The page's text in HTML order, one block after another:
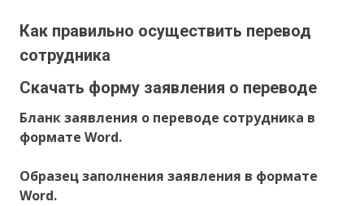
Как правильно осуществить перевод
сотрудника
Скачать форму заявления о переводе
Бланк заявления о переводе сотрудника в
формате Word.
Образец заполнения заявления в формате
Word.